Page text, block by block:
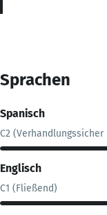
Sprachen
Spanisch
C2
Englisch
C1 (Fließend)